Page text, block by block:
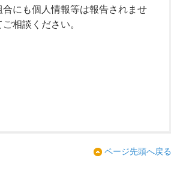
にも個人情報等は報告されませ
相談ください。
ページ先頭へ戻る